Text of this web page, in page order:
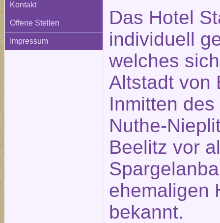
Kontakt
Offene Stellen
Impressum
Das Hotel
individuell
welches
Altstadt von
Inmitten
Nuthe-
Beelitz vor
ehemaligen
bekannt.